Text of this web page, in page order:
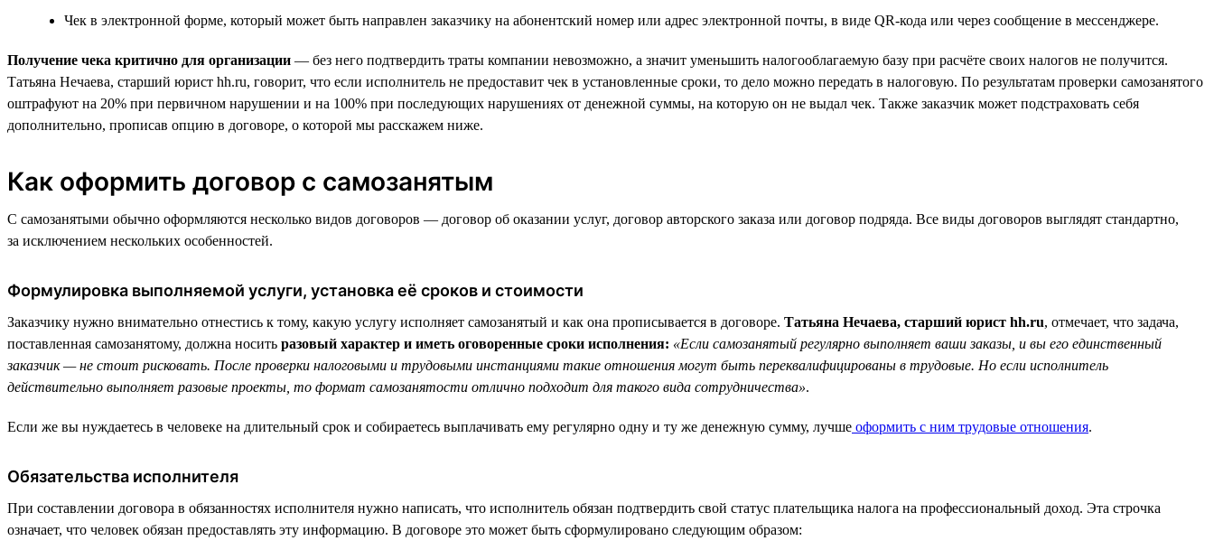
Чек в электронной форме, который может быть направлен заказчику на абонентский номер или адрес электронной почты, в виде QR-кода или через сообщение в мессенджере.
Получение чека критично для организации — без него подтвердить траты компании невозможно, а значит уменьшить налогооблагаемую базу при расчёте своих налогов не получится.
Татьяна Нечаева, старший юрист hh.ru, говорит, что если исполнитель не предоставит чек в установленные сроки, то дело можно передать в налоговую. По результатам проверки самозанятого
оштрафуют на 20% при первичном нарушении и на 100% при последующих нарушениях от денежной суммы, на которую он не выдал чек. Также заказчик может подстраховать себя
дополнительно, прописав опцию в договоре, о которой мы расскажем ниже.
Как оформить договор с самозанятым
С самозанятыми обычно оформляются несколько видов договоров — договор об оказании услуг, договор авторского заказа или договор подряда. Все виды договоров выглядят стандартно,
за исключением нескольких особенностей.
Формулировка выполняемой услуги, установка её сроков и стоимости
Заказчику нужно внимательно отнестись к тому, какую услугу исполняет самозанятый и как она прописывается в договоре. Татьяна Нечаева, старший юрист hh.ru, отмечает, что задача,
поставленная самозанятому, должна носить разовый характер и иметь оговоренные сроки исполнения: «Если самозанятый регулярно выполняет ваши заказы, и вы его единственный
заказчик — не стоит рисковать. После проверки налоговыми и трудовыми инстанциями такие отношения могут быть переквалифицированы в трудовые. Но если исполнитель
действительно выполняет разовые проекты, то формат самозанятости отлично подходит для такого вида сотрудничества».
Если же вы нуждаетесь в человеке на длительный срок и собираетесь выплачивать ему регулярно одну и ту же денежную сумму, лучше оформить с ним трудовые отношения.
Обязательства исполнителя
При составлении договора в обязанностях исполнителя нужно написать, что исполнитель обязан подтвердить свой статус плательщика налога на профессиональный доход. Эта строчка
означает, что человек обязан предоставлять эту информацию. В договоре это может быть сформулировано следующим образом: